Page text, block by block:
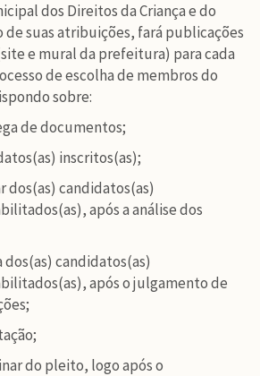
dos Direitos da Criança e do
de suas atribuições, fará publicações
e mural da prefeitura) para cada
de escolha de membros do
sobre:
de documentos;
inscritos(as);
dos(as) candidatos(as)
após a análise dos
candidatos(as)
após o julgamento de
do pleito, logo após o